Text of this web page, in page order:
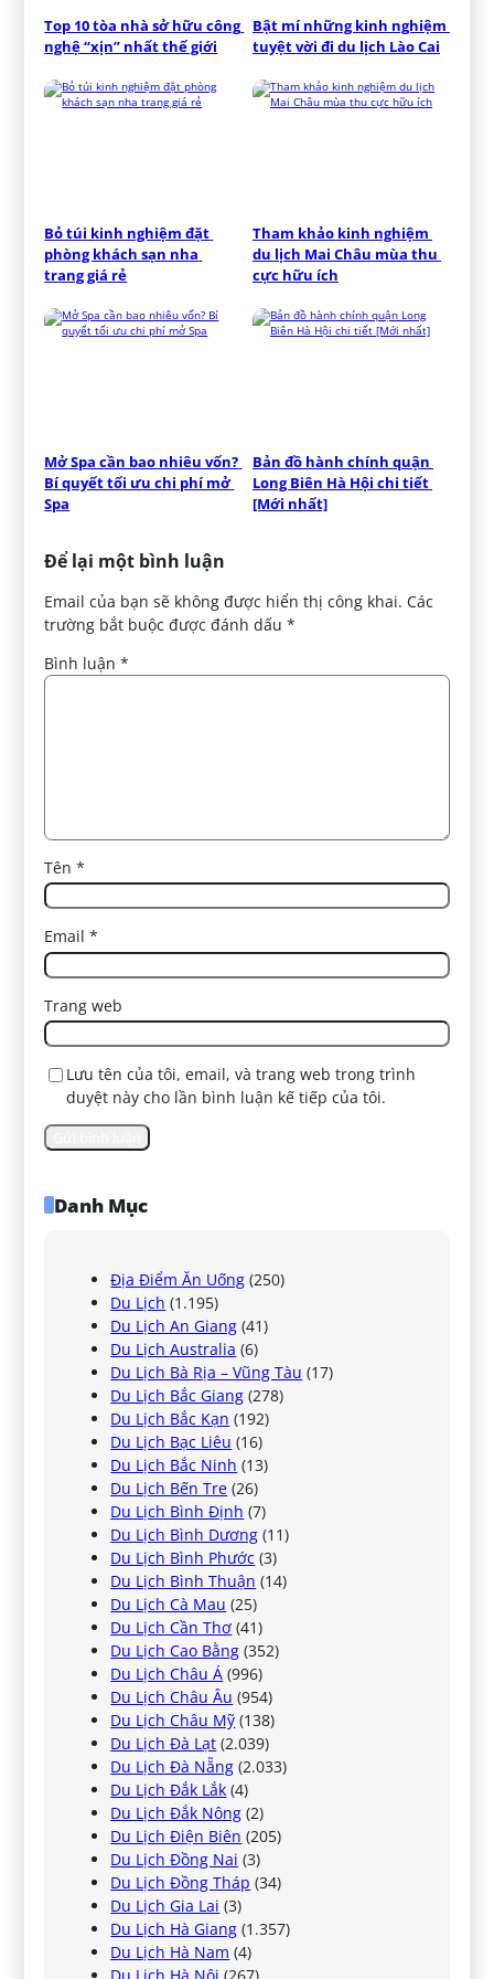
Top 10 tòa nhà sở hữu công
nghệ “xịn” nhất thế giới
Bật mí những kinh nghiệm
tuyệt vời đi du lịch Lào Cai
Bỏ túi kinh nghiệm đặt
phòng khách sạn nha
trang giá rẻ
Tham khảo kinh nghiệm
du lịch Mai Châu mùa thu
cực hữu ích
Mở Spa cần bao nhiêu vốn?
Bí quyết tối ưu chi phí mở
Spa
Bản đồ hành chính quận
Long Biên Hà Hội chi tiết
[Mới nhất]
Để lại một bình luận
Email của bạn sẽ không được hiển thị công khai. Các
trường bắt buộc được đánh dấu*
Bình luận*
Tên*
Email*
Trang web
Lưu tên của tôi, email, và trang web trong trình
duyệt này cho lần bình luận kế tiếp của tôi.
Danh Mục
Địa Điểm Ăn Uống (250)
Du Lịch (1.195)
Du Lịch An Giang (41)
Du Lịch Australia (6)
Du Lịch Bà Rịa – Vũng Tàu (17)
Du Lịch Bắc Giang (278)
Du Lịch Bắc Kạn (192)
Du Lịch Bạc Liêu (16)
Du Lịch Bắc Ninh (13)
Du Lịch Bến Tre (26)
Du Lịch Bình Định (7)
Du Lịch Bình Dương (11)
Du Lịch Bình Phước (3)
Du Lịch Bình Thuận (14)
Du Lịch Cà Mau (25)
Du Lịch Cần Thơ (41)
Du Lịch Cao Bằng (352)
Du Lịch Châu Á (996)
Du Lịch Châu Âu (954)
Du Lịch Châu Mỹ (138)
Du Lịch Đà Lạt (2.039)
Du Lịch Đà Nẵng (2.033)
Du Lịch Đắk Lắk (4)
Du Lịch Đắk Nông (2)
Du Lịch Điện Biên (205)
Du Lịch Đồng Nai (3)
Du Lịch Đồng Tháp (34)
Du Lịch Gia Lai (3)
Du Lịch Hà Giang (1.357)
Du Lịch Hà Nam (4)
Du Lịch Hà Nội (267)